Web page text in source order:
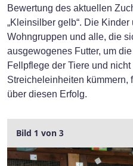
Bewertung des aktuellen
„Kleinsilber gelb“. Die
Wohngruppen und alle, die
ausgewogenes Futter, um
Fellpflege der Tiere und
Streicheleinheiten kümmern,
über diesen Erfolg.
Galerie
Bild 1 von 3